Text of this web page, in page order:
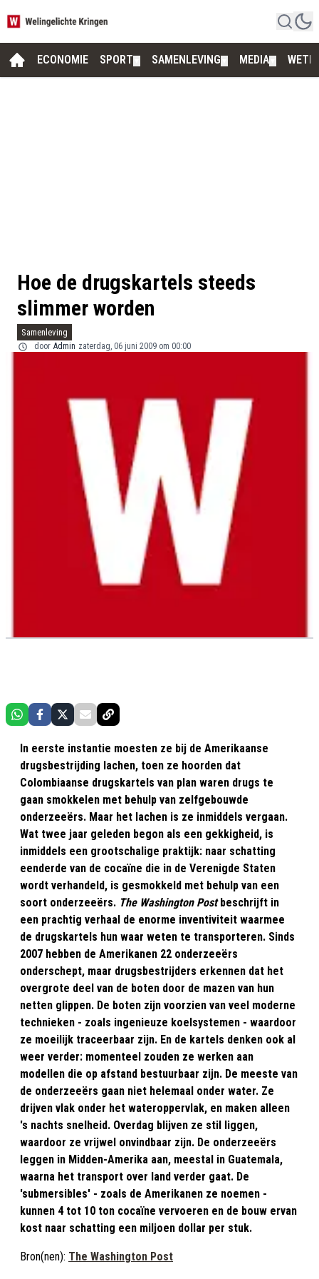
ECONOMIE SPORT SAMENLEVING MEDIA
Hoe de drugskartels steeds
slimmer worden
Samenleving
door Admin zaterdag, 06 juni 2009 om 00:00
In eerste instantie moesten ze bij de Amerikaanse
drugsbestrijding lachen, toen ze hoorden dat
Colombiaanse drugskartels van plan waren drugs te
gaan smokkelen met behulp van zelfgebouwde
onderzeeërs. Maar het lachen is ze inmiddels vergaan.
Wat twee jaar geleden begon als een gekkigheid, is
inmiddels een grootschalige praktijk: naar schatting
eenderde van de cocaïne die in de Verenigde Staten
wordt verhandeld, is gesmokkeld met behulp van een
soort onderzeeërs. The Washington Postbeschrijft in
een prachtig verhaal de enorme inventiviteit waarmee
de drugskartels hun waar weten te transporteren. Sinds
2007 hebben de Amerikanen 22 onderzeeërs
onderschept, maar drugsbestrijders erkennen dat het
overgrote deel van de boten door de mazen van hun
netten glippen. De boten zijn voorzien van veel moderne
technieken - zoals ingenieuze koelsystemen - waardoor
ze moeilijk traceerbaar zijn. En de kartels denken ook al
weer verder: momenteel zouden ze werken aan
modellen die op afstand bestuurbaar zijn. De meeste van
de onderzeeërs gaan niet helemaal onder water. Ze
drijven vlak onder het wateroppervlak, en maken alleen
's nachts snelheid. Overdag blijven ze stil liggen,
waardoor ze vrijwel onvindbaar zijn. De onderzeeërs
leggen in Midden-Amerika aan, meestal in Guatemala,
waarna het transport over land verder gaat. De
'submersibles' - zoals de Amerikanen ze noemen -
kunnen 4 tot 10 ton cocaïne vervoeren en de bouw ervan
kost naar schatting een miljoen dollar per stuk.
Bron(nen): The Washington Post